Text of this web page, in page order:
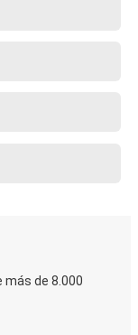
más de 8.000